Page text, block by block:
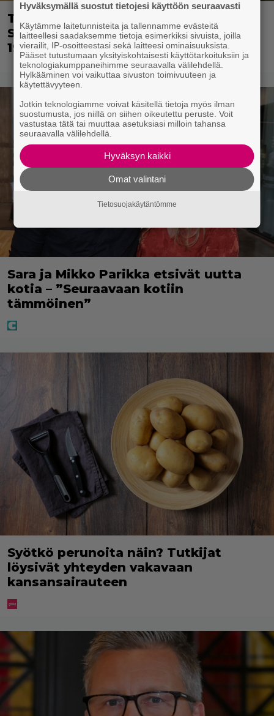
Tänän tv:ssä: Esko Salminen ja Satu
Silvo tekevät hienot pääroolit vuoden
1984 menestyselokuvassa
Sara ja Mikko Parikka etsivät uutta
kotia – ”Seuraavaan kotiin
tämmöinen”
Syötkö perunoita näin? Tutkijat
löysivät yhteyden vakavaan
kansansairauteen
Hyväksymällä suostut tietojesi käyttöön seuraavasti
Käytämme laitetunnisteita ja tallennamme evästeitä
laitteellesi saadaksemme tietoja esimerkiksi sivuista, joilla
vierailit, IP-osoitteestasi sekä laitteesi ominaisuuksista.
Pääset tutustumaan yksityiskohtaisesti käyttötarkoituksiin ja
teknologiakumppaneihimme seuraavalla välilehdellä.
Hylkääminen voi vaikuttaa sivuston toimivuuteen ja
käytettävyyteen.
Jotkin teknologiamme voivat käsitellä tietoja myös ilman
suostumusta, jos niillä on siihen oikeutettu peruste. Voit
vastustaa tätä tai muuttaa asetuksiasi milloin tahansa
seuraavalla välilehdellä.
Hyväksyn kaikki
Omat valintani
Tietosuojakäytäntömme